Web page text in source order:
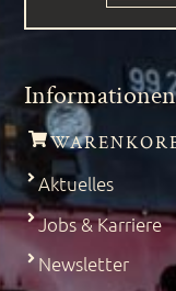
Informationen
Aktuelles
Jobs & Karriere
Newsletter